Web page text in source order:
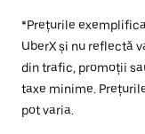
*Prețurile
UberX și nu reflectă
din trafic, promoții
taxe minime.
pot varia.